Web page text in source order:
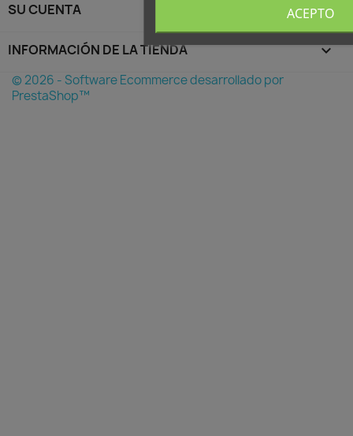
SU CUENTA 
INFORMACIÓN DE LA TIENDA keyboard_arrow_down
ACEPTO
© 2026 - Software Ecommerce desarrollado por
PrestaShop™